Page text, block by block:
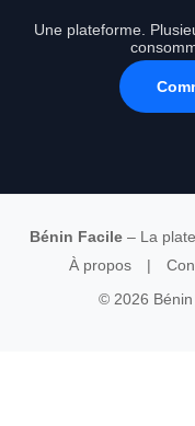
Une plateforme.
Bénin Facile– La
À propos
|
© 2026 Bénin